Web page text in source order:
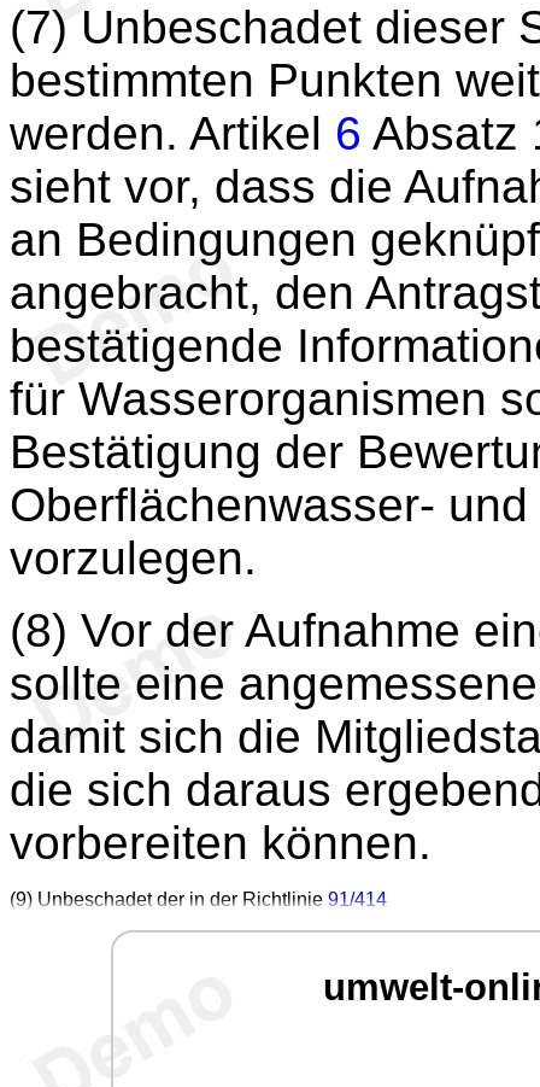
(7) Unbeschadet dieser
bestimmten Punkten
werden. Artikel 6 Absatz
sieht vor, dass die
an Bedingungen
angebracht, den
bestätigende
für Wasserorganismen
Bestätigung der
Oberflächenwasser-
vorzulegen.
(8) Vor der Aufnahme
sollte eine
damit sich die
die sich daraus
vorbereiten können.
(9) Unbeschadet der in der Richtlinie 91/414
umwelt-